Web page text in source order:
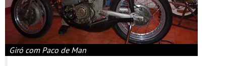
Giró com Paco de Man